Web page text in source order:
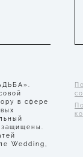
в сфере
Wedding,